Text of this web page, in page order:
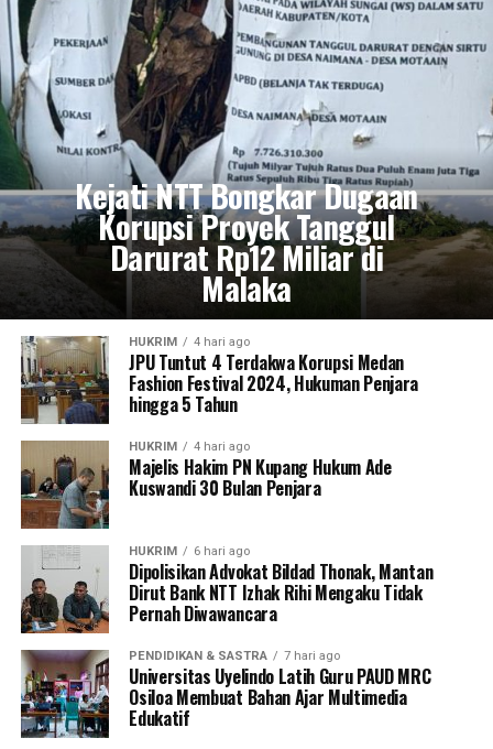
Kejati NTT Bongkar Dugaan
Korupsi Proyek Tanggul
Darurat Rp12 Miliar di
Malaka
HUKRIM 4 hari ago
JPU Tuntut 4 Terdakwa Korupsi Medan
Fashion Festival 2024, Hukuman Penjara
hingga 5 Tahun
HUKRIM 4 hari ago
Majelis Hakim PN Kupang Hukum Ade
Kuswandi 30 Bulan Penjara
HUKRIM 6 hari ago
Dipolisikan Advokat Bildad Thonak, Mantan
Dirut Bank NTT Izhak Rihi Mengaku Tidak
Pernah Diwawancara
PENDIDIKAN & SASTRA 7 hari ago
Universitas Uyelindo Latih Guru PAUD MRC
Osiloa Membuat Bahan Ajar Multimedia
Edukatif